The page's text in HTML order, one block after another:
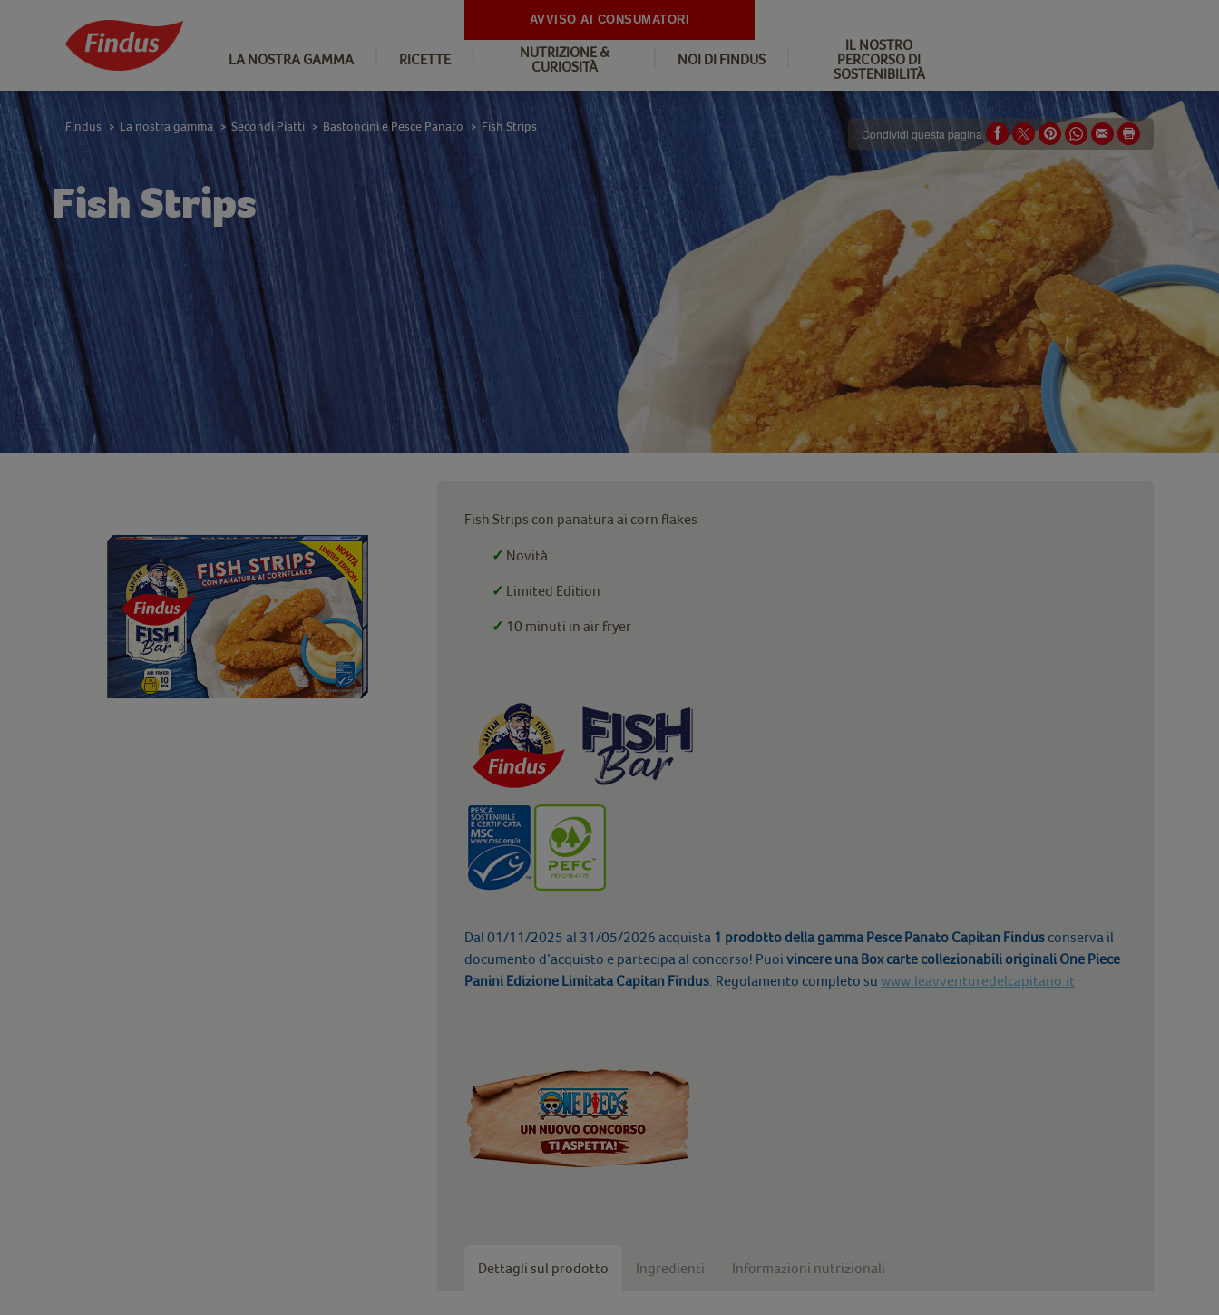
LA NOSTRA GAMMA RICETTE
NUTRIZIONE &
CURIOSITÀ
NOI DI FINDUS
IL NOSTRO
PERCORSO DI
SOSTENIBILITÀ
Fish Strips
Findus > La nostra gamma > Secondi Piatti > Bastoncini e Pesce Panato > Fish Strips Condividi questa pagina
Fish Strips con panatura ai corn flakes
✓ Novità
✓ Limited Edition
✓ 10 minuti in air fryer
Dal 01/11/2025 al 31/05/2026 acquista 1 prodotto della gamma Pesce Panato Capitan Findus conserva il
documento d’acquisto e partecipa al concorso! Puoi vincere una Box carte collezionabili originali One Piece
Panini Edizione Limitata Capitan Findus . Regolamento completo su www.leavventuredelcapitano.it
Dettagli sul prodotto Ingredienti Informazioni nutrizionali
AVVISO AI CONSUMATORI